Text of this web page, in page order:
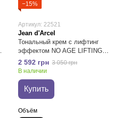
−15%
Артикул: 22521
Jean d'Arcel
Тональный крем с лифтинг
эффектом NO AGE LIFTING
MAKE UP
2 592 грн 3 050 грн
В наличии
Купить
Объём